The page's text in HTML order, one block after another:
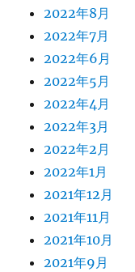
2022年8月
2022年7月
2022年6月
2022年5月
2022年4月
2022年3月
2022年2月
2022年1月
2021年12月
2021年11月
2021年10月
2021年9月